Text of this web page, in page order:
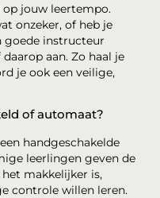
op jouw leertempo.
onzeker, of heb je
goede instructeur
aan. Zo haal je
je ook een veilige,
of automaat?
handgeschakelde
leerlingen geven de
makkelijker is,
controle willen leren.